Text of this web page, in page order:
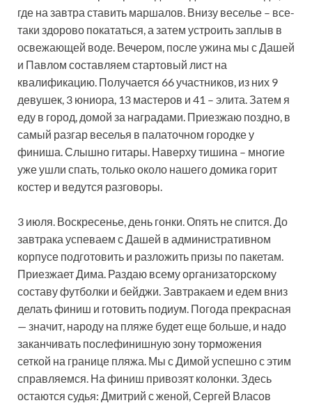
где на завтра ставить маршалов. Внизу веселье – все-
таки здорово покататься, а затем устроить заплыв в
освежающей воде. Вечером, после ужина мы с Дашей
и Павлом составляем стартовый лист на
квалификацию. Получается 66 участников, из них 9
девушек, 3 юниора, 13 мастеров и 41 – элита. Затем я
еду в город, домой за наградами. Приезжаю поздно, в
самый разгар веселья в палаточном городке у
финиша. Слышно гитары. Наверху тишина – многие
уже ушли спать, только около нашего домика горит
костер и ведутся разговоры.
3 июля. Воскресенье, день гонки. Опять не спится. До
завтрака успеваем с Дашей в административном
корпусе подготовить и разложить призы по пакетам.
Приезжает Дима. Раздаю всему организаторскому
составу футболки и бейджи. Завтракаем и едем вниз
делать финиш и готовить подиум. Погода прекрасная
— значит, народу на пляже будет еще больше, и надо
заканчивать послефинишную зону торможения
сеткой на границе пляжа. Мы с Димой успешно с этим
справляемся. На финиш привозят колонки. Здесь
остаются судья: Дмитрий с женой, Сергей Власов